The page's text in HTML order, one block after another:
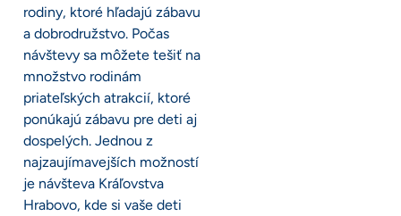
rodiny, ktoré hľadajú zábavu
a dobrodružstvo. Počas
návštevy sa môžete tešiť na
množstvo rodinám
priateľských atrakcií, ktoré
ponúkajú zábavu pre deti aj
dospelých. Jednou z
najzaujímavejších možností
je návšteva Kráľovstva
Hrabovo, kde si vaše deti